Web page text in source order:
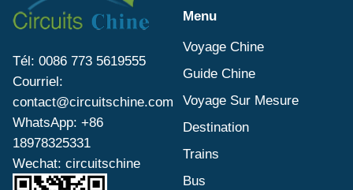
Tél: 0086 773 5619555
Courriel:
contact@circuitschine.com
WhatsApp: +86
18978325331
Wechat: circuitschine
Menu
Voyage Chine
Guide Chine
Voyage Sur Mesure
Destination
Trains
Bus